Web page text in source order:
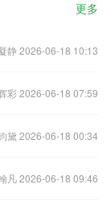
更多
静 2026-06-18 10:13
彩 2026-06-18 07:59
黛 2026-06-18 00:34
凡 2026-06-18 09:46